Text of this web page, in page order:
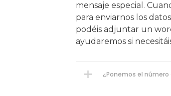
mensaje especial.
para enviarnos los
podéis adjuntar un
ayudaremos si
¿Ponemos el